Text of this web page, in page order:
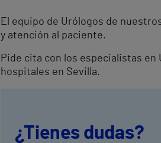
El equipo de Urólogos de
y atención al paciente.
Pide cita con los especialistas
hospitales en Sevilla.
¿Tienes dudas?